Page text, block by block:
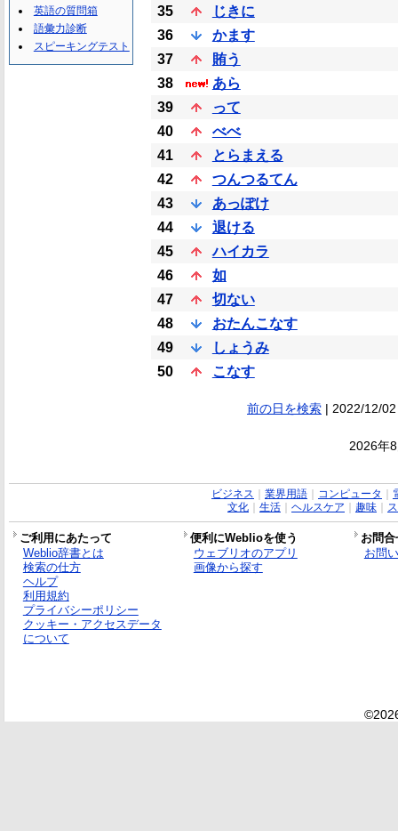
35
じきに
36
かます
37
賄う
38
あら
39
って
40
べべ
41
とらまえる
42
つんつるてん
43
あっぽけ
44
退ける
45
ハイカラ
46
如
47
切ない
48
おたんこなす
49
しょうみ
50
こなす
前の日を検索| 2022/12/
2026年
英語の質問箱
語彙力診断
スピーキングテスト
ビジネス 業界用語｜ コンピュータ
文化｜ 生活｜ ヘルスケア 趣味｜
ご利用にあたって 便利にWeblioを使う
お問
Weblio辞書とは
検索の仕方
ヘルプ
利用規約
プライバシーポリシー
クッキー・アクセスデータ
について
ウェブリオのアプリ
画像から探す
お問